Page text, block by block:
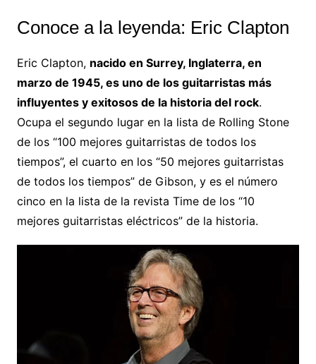
Conoce a la leyenda: Eric Clapton
Eric Clapton, nacido en Surrey, Inglaterra, en
marzo de 1945, es uno de los guitarristas más
influyentes y exitosos de la historia del rock.
Ocupa el segundo lugar en la lista de Rolling Stone
de los “100 mejores guitarristas de todos los
tiempos”, el cuarto en los “50 mejores guitarristas
de todos los tiempos” de Gibson, y es el número
cinco en la lista de la revista Time de los “10
mejores guitarristas eléctricos” de la historia.